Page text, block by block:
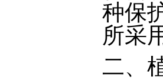
种保
所采
二、